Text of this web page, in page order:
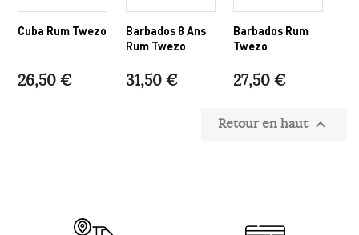
Cuba Rum Twezo
26,50 €
Barbados 8 Ans
Rum Twezo
31,50 €
Barbados Rum
Twezo
27,50 €
Retour en haut 